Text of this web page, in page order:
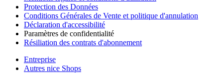
Protection des Données
Conditions Générales de Vente et politique d'annulation
Déclaration d'accessibilité
Paramètres de confidentialité
Résiliation des contrats d'abonnement
Entreprise
Autres nice Shops